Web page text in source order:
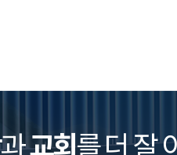
과교회를 더 잘